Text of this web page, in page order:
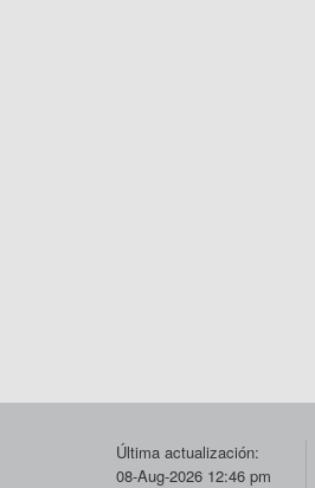
Última actualización:
08-Aug-2026 12:46 pm